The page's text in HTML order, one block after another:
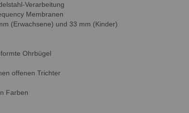
Verarbeitung
Membranen
(Erwachsene) und 33 mm (Kinder)
Ohrbügel
offenen Trichter
Farben